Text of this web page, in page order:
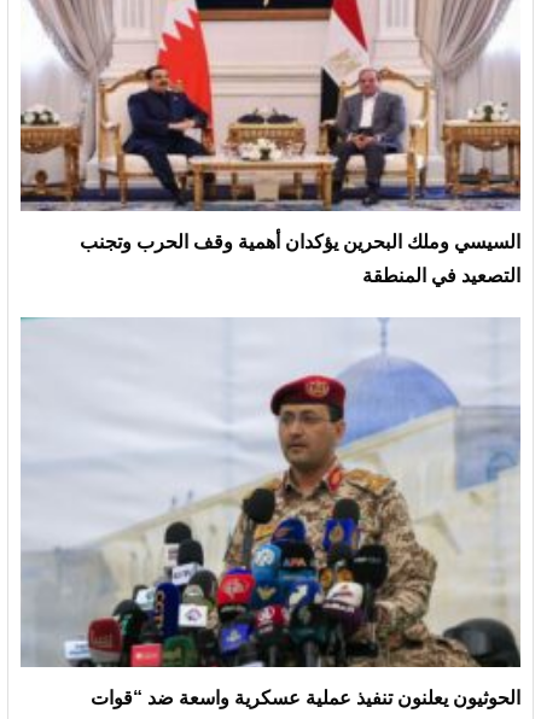
السيسي وملك البحرين يؤكدان أهمية وقف الحرب وتجنب
التصعيد في المنطقة
الحوثيون يعلنون تنفيذ عملية عسكرية واسعة ضد “قوات